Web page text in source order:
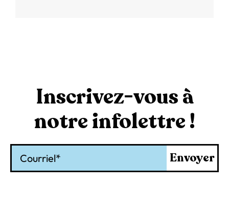
Inscrivez-vous à
notre infolettre !
Envoyer